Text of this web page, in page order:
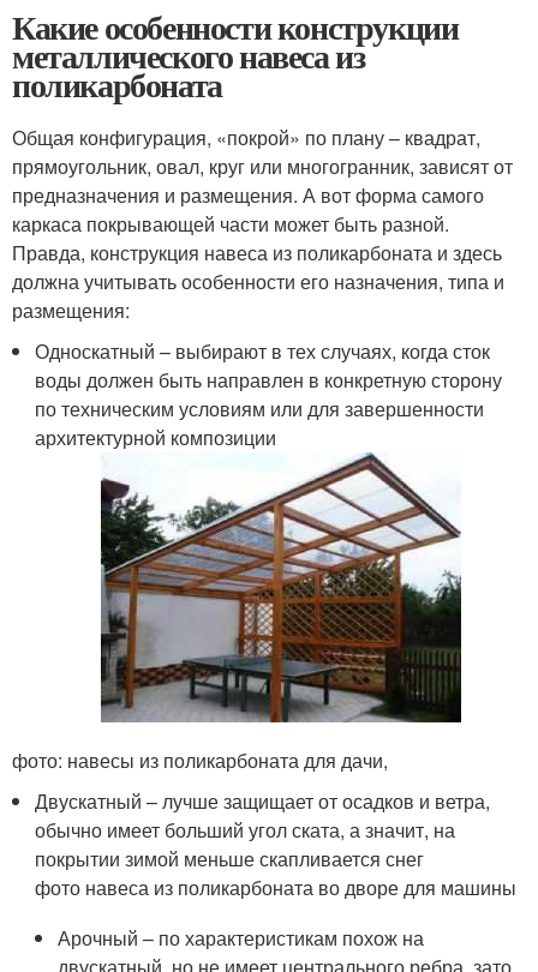
Какие особенности конструкции
металлического навеса из
поликарбоната
Общая конфигурация, «покрой» по плану – квадрат,
прямоугольник, овал, круг или многогранник, зависят от
предназначения и размещения. А вот форма самого
каркаса покрывающей части может быть разной.
Правда, конструкция навеса из поликарбоната и здесь
должна учитывать особенности его назначения, типа и
размещения:
Односкатный – выбирают в тех случаях, когда сток
воды должен быть направлен в конкретную сторону
по техническим условиям или для завершенности
архитектурной композиции
фото: навесы из поликарбоната для дачи,
Двускатный – лучше защищает от осадков и ветра,
обычно имеет больший угол ската, а значит, на
покрытии зимой меньше скапливается снег
фото навеса из поликарбоната во дворе для машины
Арочный – по характеристикам похож на
двускатный, но не имеет центрального ребра, зато